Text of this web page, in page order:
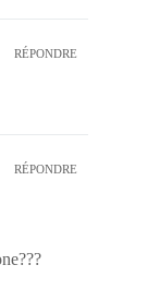
RÉPONDRE
RÉPONDRE